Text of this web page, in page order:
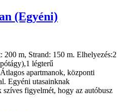
(Egyéni)
200 m, Strand: 150 m. Elhelyezés:2
légterű
apartmanok, központi
Egyéni utasainknak
figyelmét, hogy az autóbusz